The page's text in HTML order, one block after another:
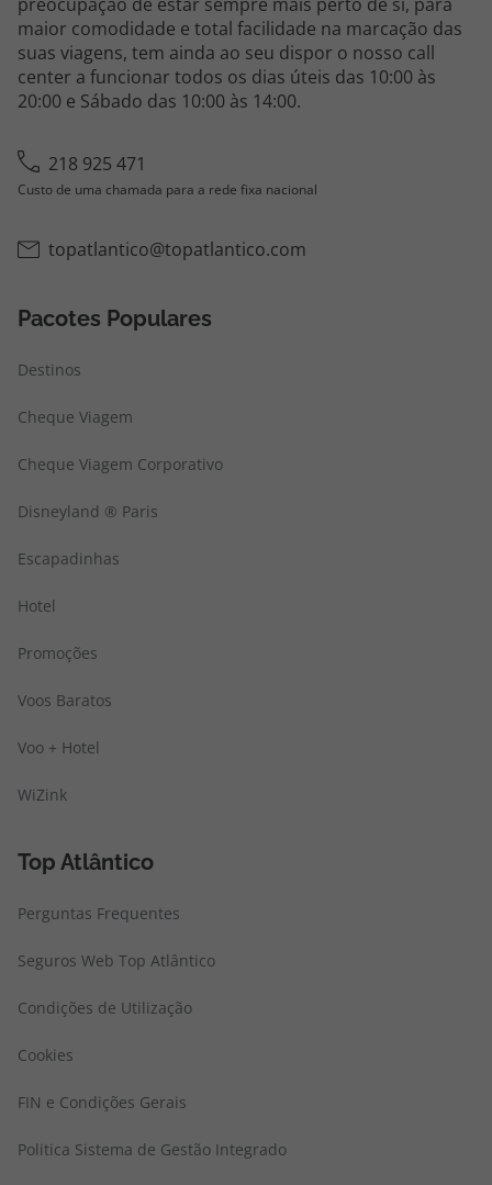
maior comodidade e total facilidade na marcação das
suas viagens, tem ainda ao seu dispor o nosso call
center a funcionar todos os dias úteis das 10:00 às
20:00 e Sábado das 10:00 às 14:00.
218 925 471
Custo de uma chamada para a rede fixa nacional
topatlantico@topatlantico.com
Pacotes Populares
Destinos
Cheque Viagem
Cheque Viagem Corporativo
Disneyland ® Paris
Escapadinhas
Hotel
Promoções
Voos Baratos
Voo + Hotel
WiZink
Top Atlântico
Perguntas Frequentes
Seguros Web Top Atlântico
Condições de Utilização
Cookies
FIN e Condições Gerais
Politica Sistema de Gestão Integrado